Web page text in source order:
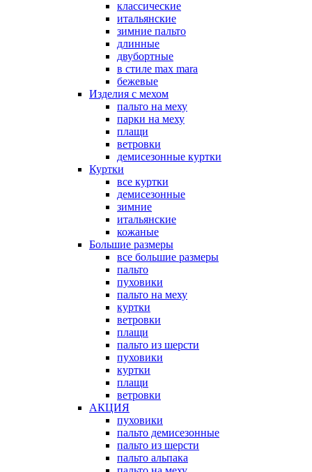
классические
итальянские
зимние пальто
длинные
двубортные
в стиле max mara
бежевые
Изделия с мехом
пальто на меху
парки на меху
плащи
ветровки
демисезонные куртки
Куртки
все куртки
демисезонные
зимние
итальянские
кожаные
Большие размеры
все большие размеры
пальто
пуховики
пальто на меху
куртки
ветровки
плащи
пальто из шерсти
пуховики
куртки
плащи
ветровки
АКЦИЯ
пуховики
пальто демисезонные
пальто из шерсти
пальто альпака